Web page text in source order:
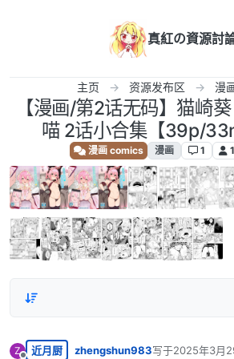
真紅の資源討
主页 资源发布区 漫
【漫画/第2话无码】猫崎
喵 2话小合集【39p/
漫画 comics 漫画 1 1
Z 近月厨 zhengshun983写于2025年3月